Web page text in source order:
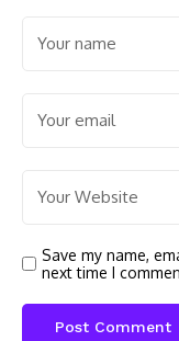
Save my name,
next time I